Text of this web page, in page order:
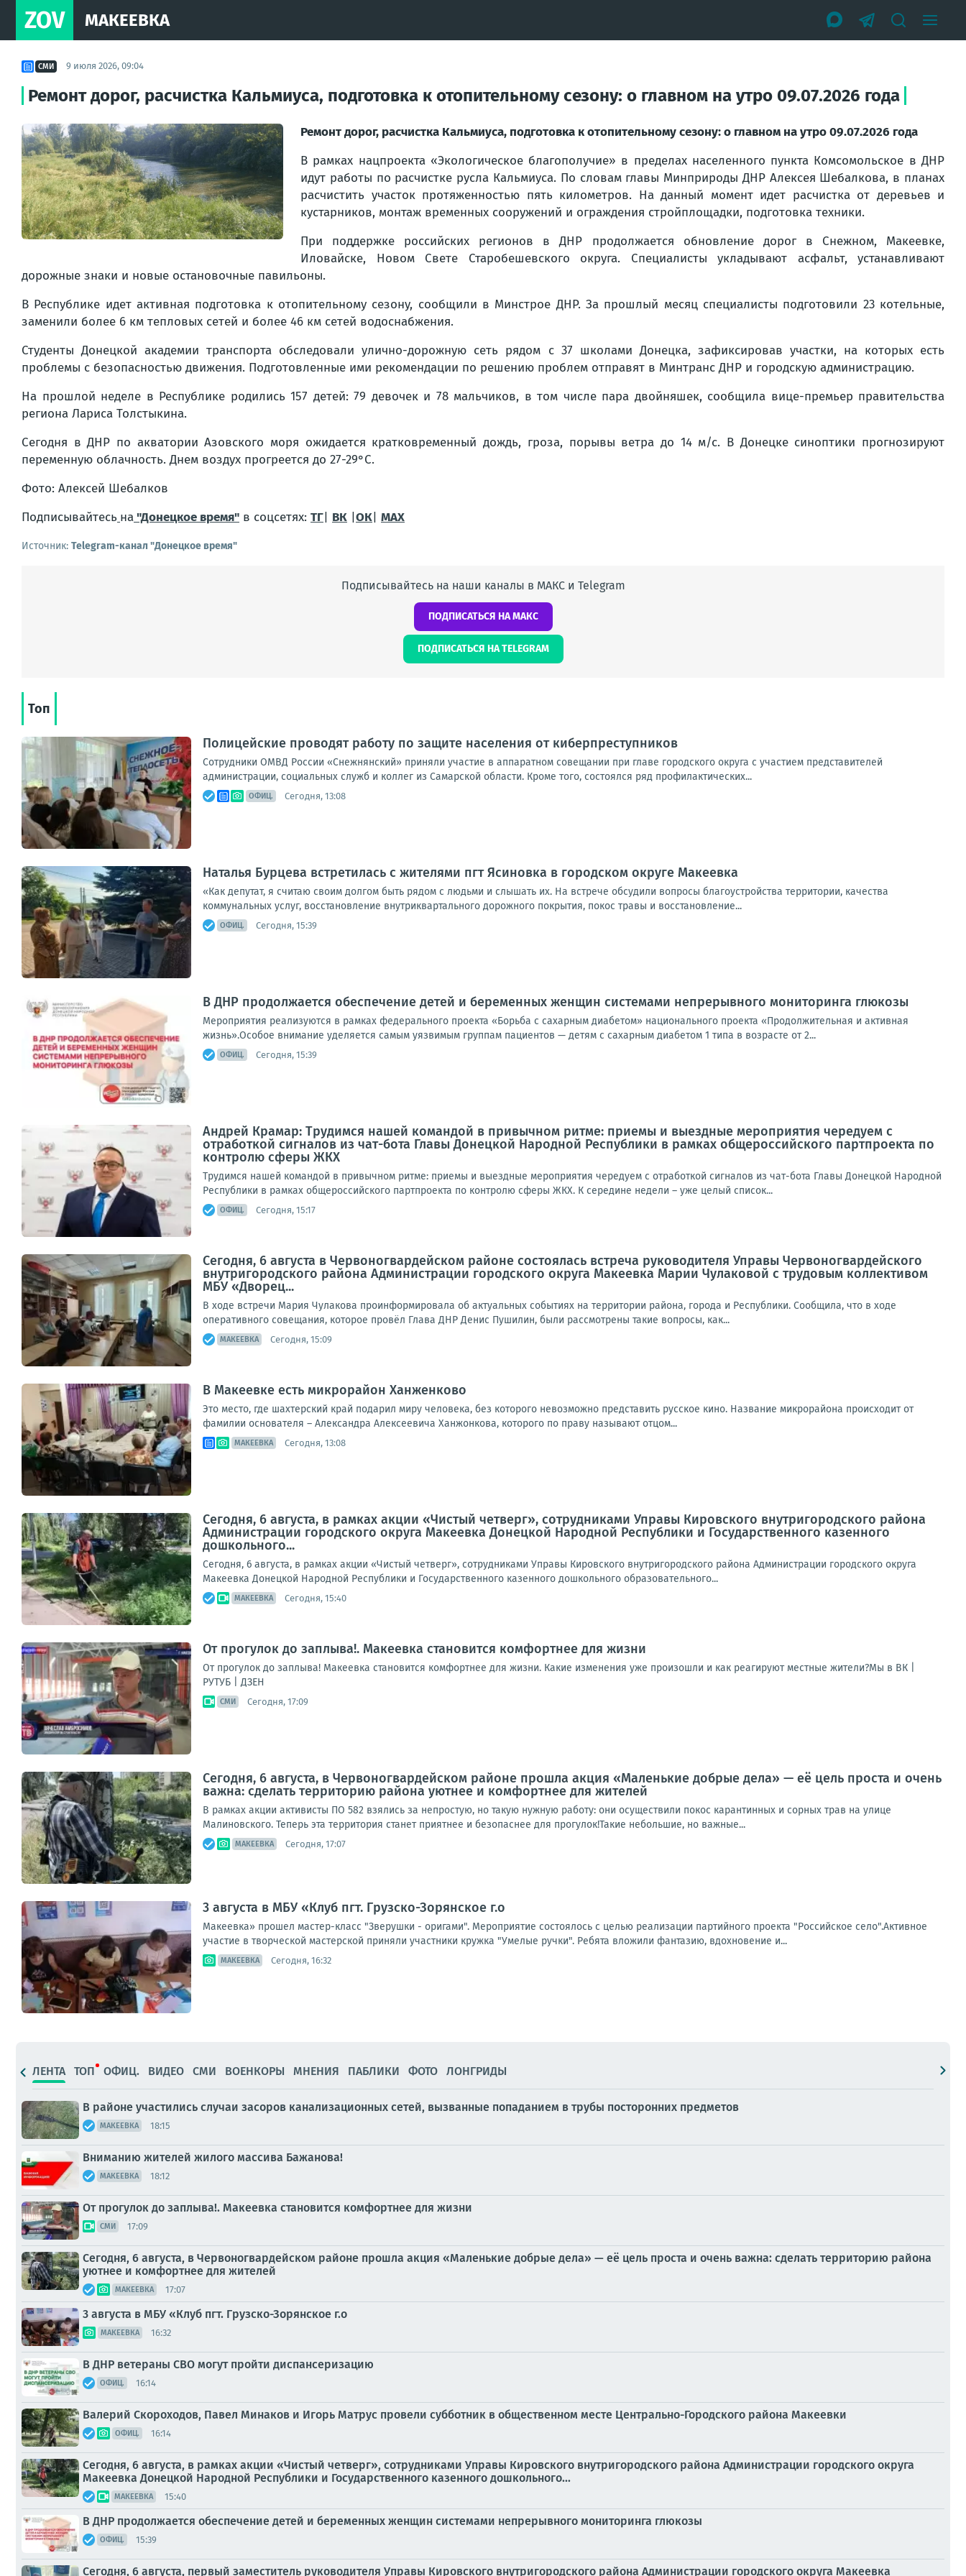
ZOV МАКЕЕВКА
СМИ 9 июля 2026, 09:04
Ремонт дорог, расчистка Кальмиуса, подготовка к отопительному сезону: о главном на утро 09.07.2026 года
Ремонт дорог, расчистка Кальмиуса, подготовка к отопительному сезону: о главном на утро 09.07.2026 года
В рамках нацпроекта «Экологическое благополучие» в пределах населенного пункта Комсомольское в ДНР
идут работы по расчистке русла Кальмиуса. По словам главы Минприроды ДНР Алексея Шебалкова, в планах
расчистить участок протяженностью пять километров. На данный момент идет расчистка от деревьев и
кустарников, монтаж временных сооружений и ограждения стройплощадки, подготовка техники.
При поддержке российских регионов в ДНР продолжается обновление дорог в Снежном, Макеевке,
Иловайске, Новом Свете Старобешевского округа. Специалисты укладывают асфальт, устанавливают
дорожные знаки и новые остановочные павильоны.
В Республике идет активная подготовка к отопительному сезону, сообщили в Минстрое ДНР. За прошлый месяц специалисты подготовили 23 котельные,
заменили более 6 км тепловых сетей и более 46 км сетей водоснабжения.
Студенты Донецкой академии транспорта обследовали улично-дорожную сеть рядом с 37 школами Донецка, зафиксировав участки, на которых есть
проблемы с безопасностью движения. Подготовленные ими рекомендации по решению проблем отправят в Минтранс ДНР и городскую администрацию.
На прошлой неделе в Республике родились 157 детей: 79 девочек и 78 мальчиков, в том числе пара двойняшек, сообщила вице-премьер правительства
региона Лариса Толстыкина.
Сегодня в ДНР по акватории Азовского моря ожидается кратковременный дождь, гроза, порывы ветра до 14 м/с. В Донецке синоптики прогнозируют
переменную облачность. Днем воздух прогреется до 27-29°C.
Фото: Алексей Шебалков
Подписывайтесь на"Донецкое время" в соцсетях: ТГ ВК ОК МАХ
Источник: Telegram-канал "Донецкое время"
Подписывайтесь на наши каналы в МАКС и Telegram
ПОДПИСАТЬСЯ НА МАКС
ПОДПИСАТЬСЯ НА TELEGRAM
Топ
Полицейские проводят работу по защите населения от киберпреступников
Сотрудники ОМВД России «Снежнянский» приняли участие в аппаратном совещании при главе городского округа с участием представителей
администрации, социальных служб и коллег из Самарской области. Кроме того, состоялся ряд профилактических...
ОФИЦ. Сегодня, 13:08
Наталья Бурцева встретилась с жителями пгт Ясиновка в городском округе Макеевка
«Как депутат, я считаю своим долгом быть рядом с людьми и слышать их. На встрече обсудили вопросы благоустройства территории, качества
коммунальных услуг, восстановление внутриквартального дорожного покрытия, покос травы и восстановление...
ОФИЦ. Сегодня, 15:39
В ДНР продолжается обеспечение детей и беременных женщин системами непрерывного мониторинга глюкозы
Мероприятия реализуются в рамках федерального проекта «Борьба с сахарным диабетом» национального проекта «Продолжительная и активная
жизнь».Особое внимание уделяется самым уязвимым группам пациентов — детям с сахарным диабетом 1 типа в возрасте от 2...
ОФИЦ. Сегодня, 15:39
Андрей Крамар: Трудимся нашей командой в привычном ритме: приемы и выездные мероприятия чередуем с
отработкой сигналов из чат-бота Главы Донецкой Народной Республики в рамках общероссийского партпроекта по
контролю сферы ЖКХ
Трудимся нашей командой в привычном ритме: приемы и выездные мероприятия чередуем с отработкой сигналов из чат-бота Главы Донецкой Народной
Республики в рамках общероссийского партпроекта по контролю сферы ЖКХ. К середине недели – уже целый список...
ОФИЦ. Сегодня, 15:17
Сегодня, 6 августа в Червоногвардейском районе состоялась встреча руководителя Управы Червоногвардейского
внутригородского района Администрации городского округа Макеевка Марии Чулаковой с трудовым коллективом
МБУ «Дворец...
В ходе встречи Мария Чулакова проинформировала об актуальных событиях на территории района, города и Республики. Сообщила, что в ходе
оперативного совещания, которое провёл Глава ДНР Денис Пушилин, были рассмотрены такие вопросы, как...
МАКЕЕВКА Сегодня, 15:09
В Макеевке есть микрорайон Ханженково
Это место, где шахтерский край подарил миру человека, без которого невозможно представить русское кино. Название микрорайона происходит от
фамилии основателя – Александра Алексеевича Ханжонкова, которого по праву называют отцом...
МАКЕЕВКА Сегодня, 13:08
Сегодня, 6 августа, в рамках акции «Чистый четверг», сотрудниками Управы Кировского внутригородского района
Администрации городского округа Макеевка Донецкой Народной Республики и Государственного казенного
дошкольного...
Сегодня, 6 августа, в рамках акции «Чистый четверг», сотрудниками Управы Кировского внутригородского района Администрации городского округа
Макеевка Донецкой Народной Республики и Государственного казенного дошкольного образовательного...
МАКЕЕВКА Сегодня, 15:40
От прогулок до заплыва!. Макеевка становится комфортнее для жизни
От прогулок до заплыва! Макеевка становится комфортнее для жизни. Какие изменения уже произошли и как реагируют местные жители?Мы в ВК |
РУТУБ | ДЗЕН
СМИ Сегодня, 17:09
Сегодня, 6 августа, в Червоногвардейском районе прошла акция «Маленькие добрые дела» — её цель проста и очень
важна: сделать территорию района уютнее и комфортнее для жителей
В рамках акции активисты ПО 582 взялись за непростую, но такую нужную работу: они осуществили покос карантинных и сорных трав на улице
Малиновского. Теперь эта территория станет приятнее и безопаснее для прогулок!Такие небольшие, но важные...
МАКЕЕВКА Сегодня, 17:07
3 августа в МБУ «Клуб пгт. Грузско-Зорянское г.о
Макеевка» прошел мастер-класс "Зверушки - оригами". Мероприятие состоялось с целью реализации партийного проекта "Российское село".Активное
участие в творческой мастерской приняли участники кружка "Умелые ручки". Ребята вложили фантазию, вдохновение и...
МАКЕЕВКА Сегодня, 16:32
ЛЕНТА ТОП ОФИЦ. ВИДЕО СМИ ВОЕНКОРЫ МНЕНИЯ ПАБЛИКИ ФОТО ЛОНГРИДЫ
В районе участились случаи засоров канализационных сетей, вызванные попаданием в трубы посторонних предметов
МАКЕЕВКА 18:15
Вниманию жителей жилого массива Бажанова!
МАКЕЕВКА 18:12
От прогулок до заплыва!. Макеевка становится комфортнее для жизни
СМИ 17:09
Сегодня, 6 августа, в Червоногвардейском районе прошла акция «Маленькие добрые дела» — её цель проста и очень важна: сделать территорию района
уютнее и комфортнее для жителей
МАКЕЕВКА 17:07
3 августа в МБУ «Клуб пгт. Грузско-Зорянское г.о
МАКЕЕВКА 16:32
В ДНР ветераны СВО могут пройти диспансеризацию
ОФИЦ. 16:14
Валерий Скороходов, Павел Минаков и Игорь Матрус провели субботник в общественном месте Центрально-Городского района Макеевки
ОФИЦ. 16:14
Сегодня, 6 августа, в рамках акции «Чистый четверг», сотрудниками Управы Кировского внутригородского района Администрации городского округа
Макеевка Донецкой Народной Республики и Государственного казенного дошкольного...
МАКЕЕВКА 15:40
В ДНР продолжается обеспечение детей и беременных женщин системами непрерывного мониторинга глюкозы
ОФИЦ. 15:39
Сегодня, 6 августа, первый заместитель руководителя Управы Кировского внутригородского района Администрации городского округа Макеевка